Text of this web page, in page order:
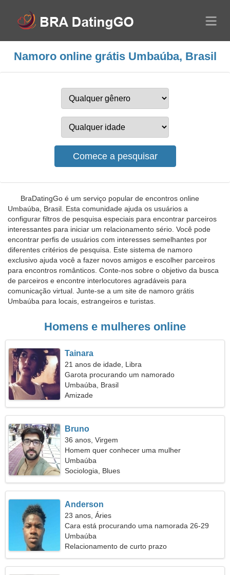
Namoro online grátis Umbaúba, Brasil
BraDatingGo é um serviço popular de encontros online
Umbaúba, Brasil. Esta comunidade ajuda os usuários a
configurar filtros de pesquisa especiais para encontrar parceiros
interessantes para iniciar um relacionamento sério. Você pode
encontrar perfis de usuários com interesses semelhantes por
diferentes critérios de pesquisa. Este sistema de namoro
exclusivo ajuda você a fazer novos amigos e escolher parceiros
para encontros românticos. Conte-nos sobre o objetivo da busca
de parceiros e encontre interlocutores agradáveis para
comunicação virtual. Junte-se a um site de namoro grátis
Umbaúba para locais, estrangeiros e turistas.
Homens e mulheres online
Tainara
21 anos de idade, Libra
Garota procurando um namorado
Umbaúba, Brasil
Amizade
Bruno
36 anos, Virgem
Homem quer conhecer uma mulher
Umbaúba
Sociologia, Blues
Anderson
23 anos, Áries
Cara está procurando uma namorada 26-29
Umbaúba
Relacionamento de curto prazo